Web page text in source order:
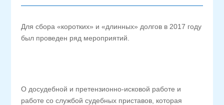
Для сбора «коротких» и «длинных» долгов в 2017 году
был проведен ряд мероприятий.
О досудебной и претензионно-исковой работе и
работе со службой судебных приставов, которая